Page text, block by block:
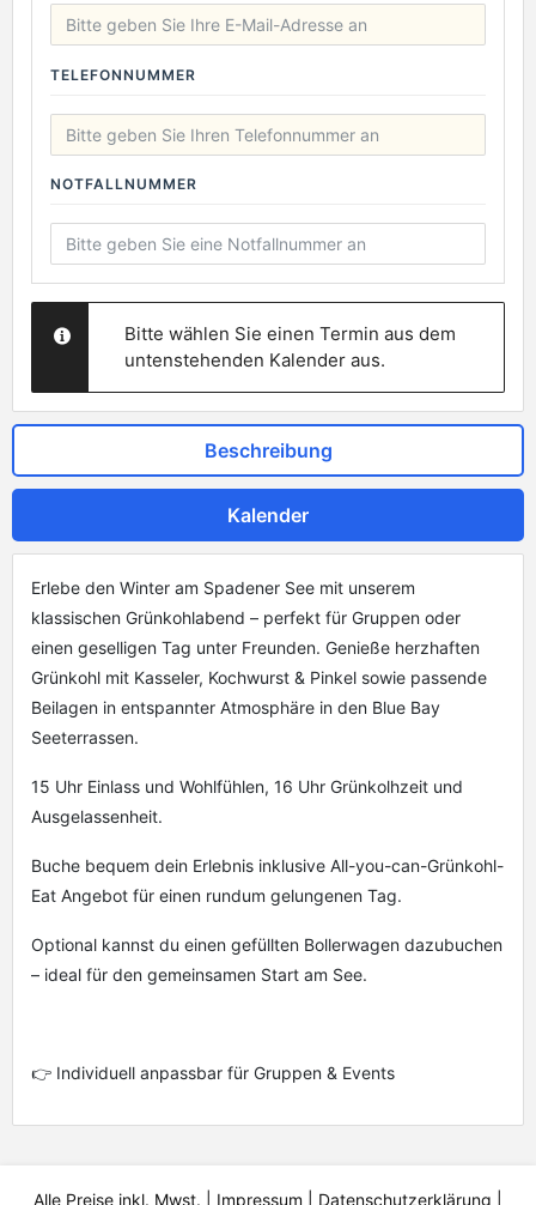
TELEFONNUMMER
NOTFALLNUMMER
Bitte wählen Sie einen Termin aus dem
untenstehenden Kalender aus.
Beschreibung
Kalender
Erlebe den Winter am Spadener See mit unserem
klassischen Grünkohlabend – perfekt für Gruppen oder
einen geselligen Tag unter Freunden. Genieße herzhaften
Grünkohl mit Kasseler, Kochwurst & Pinkel sowie passende
Beilagen in entspannter Atmosphäre in den Blue Bay
Seeterrassen.
15 Uhr Einlass und Wohlfühlen, 16 Uhr Grünkolhzeit und
Ausgelassenheit.
Buche bequem dein Erlebnis inklusive All-you-can-Grünkohl-
Eat Angebot für einen rundum gelungenen Tag.
Optional kannst du einen gefüllten Bollerwagen dazubuchen
– ideal für den gemeinsamen Start am See.
👉 Individuell anpassbar für Gruppen & Events
Alle Preise inkl. Mwst. | Impressum Datenschutzerklärung